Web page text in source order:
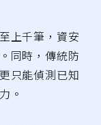
上千筆，資安
同時，傳統防
只能偵測已知
。